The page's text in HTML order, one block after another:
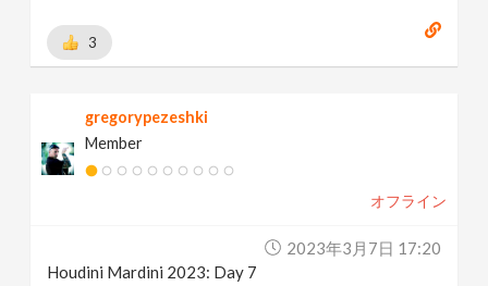
3
gregorypezeshki
Member
オフライン
2023年3月7日 17:20
Houdini Mardini 2023: Day 7